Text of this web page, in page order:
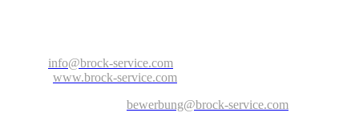
info@brock-service.com
www.brock-service.com
bewerbung@brock-service.com